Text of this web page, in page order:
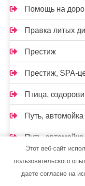
Помощь на
Правка литых
Престиж
Престиж, SPA-
Птица,
Путь, автомойка
Путь, автомойка
Разгуляйка,
Регион плюс,
Этот веб-сайт
пользовательского
даете согласие на